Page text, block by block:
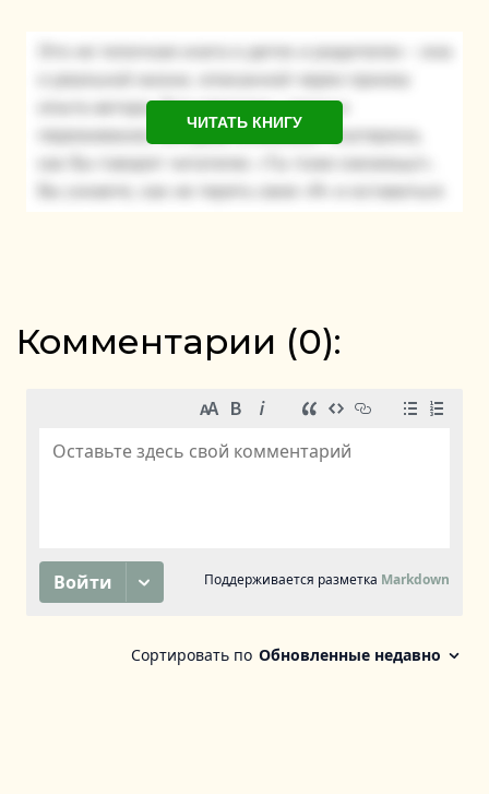
ЧИТАТЬ КНИГУ
Комментарии (0):